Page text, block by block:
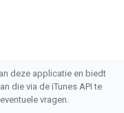
deze applicatie en biedt
die via de iTunes API te
vragen.